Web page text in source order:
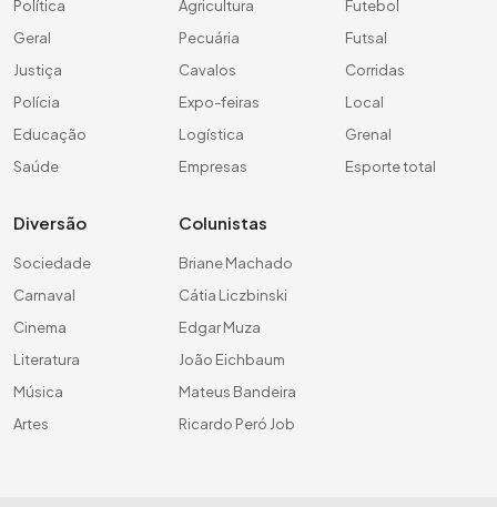
Política
Geral
Justiça
Polícia
Educação
Saúde
Agricultura
Pecuária
Cavalos
Expo-feiras
Logística
Empresas
Futebol
Futsal
Corridas
Local
Grenal
Esporte total
Diversão
Sociedade
Carnaval
Cinema
Literatura
Música
Artes
Colunistas
Briane Machado
Cátia Liczbinski
Edgar Muza
João Eichbaum
Mateus Bandeira
Ricardo Peró Job